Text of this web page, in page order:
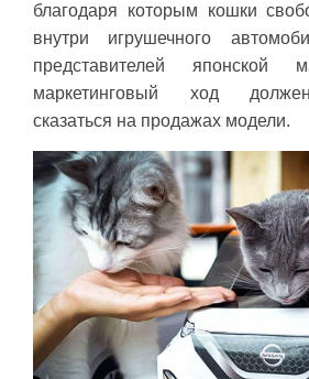
благодаря которым кошки
внутри игрушечного
представителей японской
маркетинговый ход
сказаться на продажах модели.